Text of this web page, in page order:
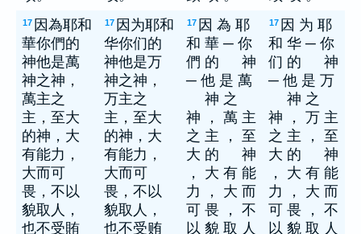
17 因為耶和
華你們的
神他是萬
神之神，
萬主之
主，至大
的神，大
有能力，
大而可
畏，不以
貌取人，
也不受賄
17 因为耶和
华你们的
神他是万
神之神，
万主之
主，至大
的神，大
有能力，
大而可
畏，不以
貌取人，
也不受贿
17 因 為 耶
和 華 ─ 你
們 的 神
─ 他 是 萬
神 之
神 ， 萬 主
之 主 ， 至
大 的 神
， 大 有 能
力 ， 大 而
可 畏 ， 不
以 貌 取 人
17 因 为 耶
和 华 ─ 你
们 的 神
─ 他 是 万
神 之
神 ， 万 主
之 主 ， 至
大 的 神
， 大 有 能
力 ， 大 而
可 畏 ， 不
以 貌 取 人